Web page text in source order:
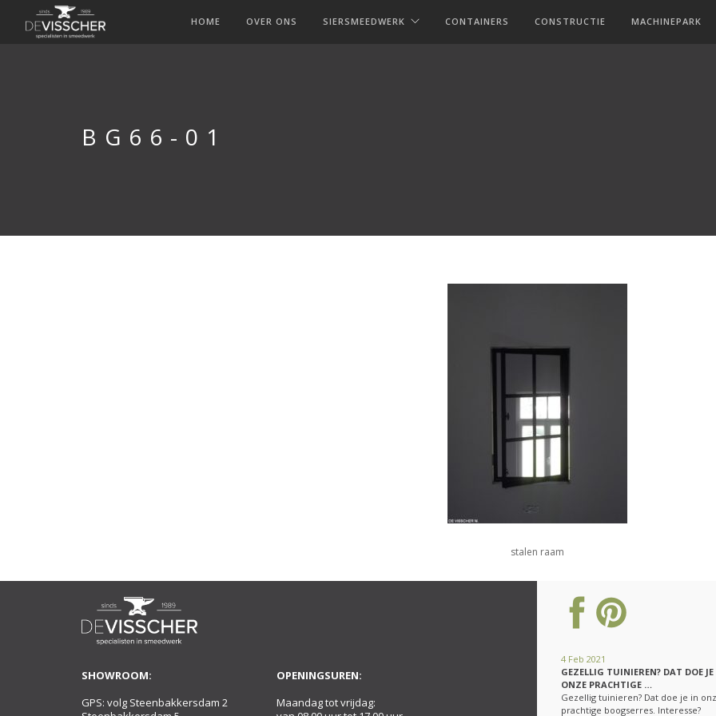
HOME OVER ONS SIERSMEEDWERK CONTAINERS CONSTRUCTIE MACHINEPARK
BG66-01
stalen raam
SHOWROOM:
GPS: volg Steenbakkersdam 2
OPENINGSUREN:
Maandag tot vrijdag:
4 Feb 2021
GEZELLIG TUINIEREN? DAT DOE
ONZE PRACHTIGE …
Gezellig tuinieren? Dat doe je in
prachtige boogserres. Interesse?